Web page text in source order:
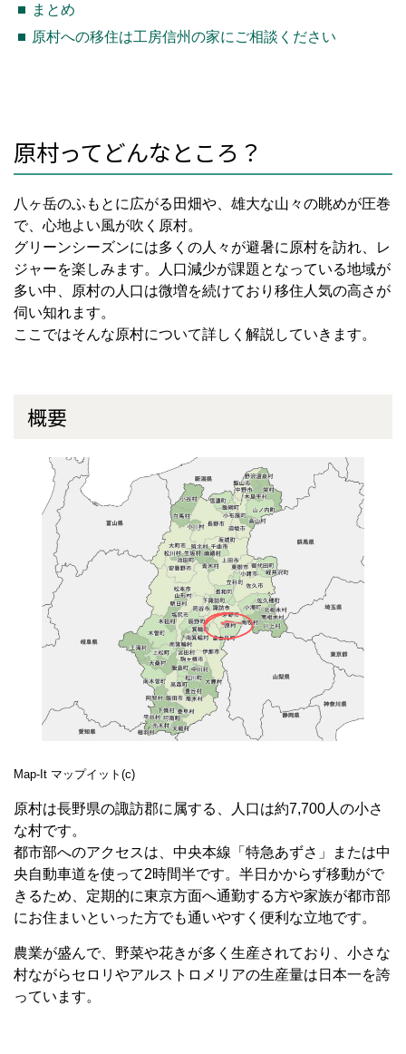
まとめ
原村への移住は工房信州の家にご相談ください
原村ってどんなところ？
八ヶ岳のふもとに広がる田畑や、雄大な山々の眺めが圧巻
で、心地よい風が吹く原村。
グリーンシーズンには多くの人々が避暑に原村を訪れ、レ
ジャーを楽しみます。人口減少が課題となっている地域が
多い中、原村の人口は微増を続けており移住人気の高さが
伺い知れます。
ここではそんな原村について詳しく解説していきます。
概要
Map-It マップイット(c)
原村は長野県の諏訪郡に属する、人口は約7,700人の小さ
な村です。
都市部へのアクセスは、中央本線「特急あずさ」または中
央自動車道を使って2時間半です。半日かからず移動がで
きるため、定期的に東京方面へ通勤する方や家族が都市部
にお住まいといった方でも通いやすく便利な立地です。
農業が盛んで、野菜や花きが多く生産されており、小さな
村ながらセロリやアルストロメリアの生産量は日本一を誇
っています。